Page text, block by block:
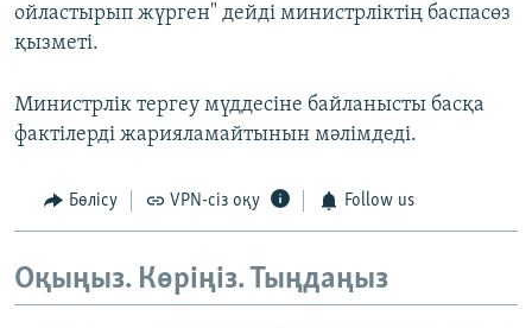
ойластырып жүрген" дейді министрліктің баспасөз
қызметі.
Министрлік тергеу мүддесіне байланысты басқа
фактілерді жарияламайтынын мәлімдеді.
Бөлісу VPN-сіз оқу Follow us
Оқыңыз. Көріңіз. Тыңдаңыз